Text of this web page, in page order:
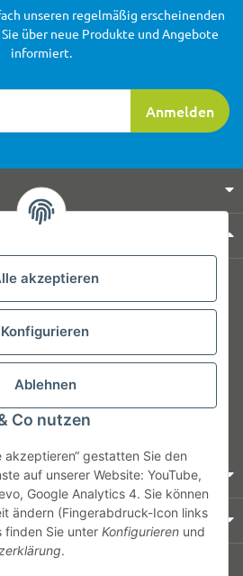
akzeptieren
Konfigurieren
Ablehnen
Co nutzen
akzeptieren“ gestatten Sie den
auf unserer Website: YouTube,
Google Analytics 4. Sie können
ändern (Fingerabdruck-Icon links
finden Sie unter Konfigurieren und
.
Anmelden
unseren regelmäßig erscheinenden
über neue Produkte und Angebote
informiert.
© HOZ MEDI WERK